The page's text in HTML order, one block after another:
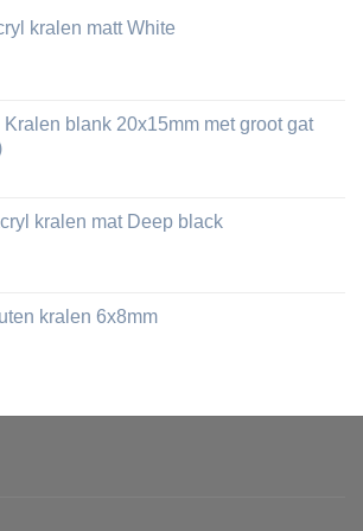
kralen matt White
Kralen blank 20x15mm met groot gat
kralen mat Deep black
kralen 6x8mm